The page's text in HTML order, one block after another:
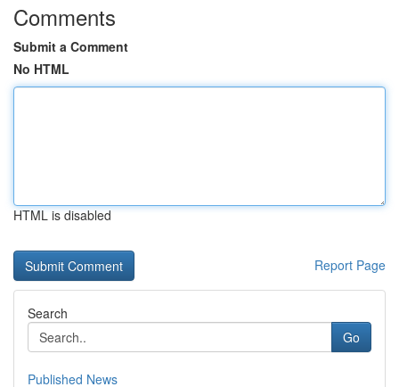
Comments
Submit a Comment
No HTML
HTML is disabled
Report Page
Search
Go
Published News